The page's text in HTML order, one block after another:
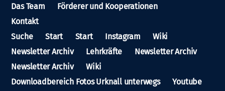
Das Team
Förderer und Kooperationen
Kontakt
Suche
Start Start Instagram
Wiki
Newsletter Archiv
Lehrkräfte
Newsletter Archiv
Newsletter Archiv
Wiki
Downloadbereich Fotos Urknall unterwegs
Youtube